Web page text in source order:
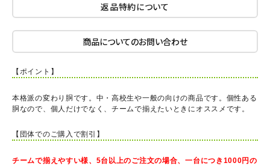
返品特約について
商品についてのお問い合わせ
【ポイント】
本格派の変わり胴です。中・高校生や一般の向けの商品です。個性ある
胴なので、個人だけでなく、チームで揃えたいときにオススメです。
【団体でのご購入で割引】
チームで揃えやすい様、5台以上のご注文の場合、一台につき1000円の